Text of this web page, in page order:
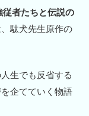
従者たちと伝説の
、駄犬先生原作の
生でも反省する
企てていく物語